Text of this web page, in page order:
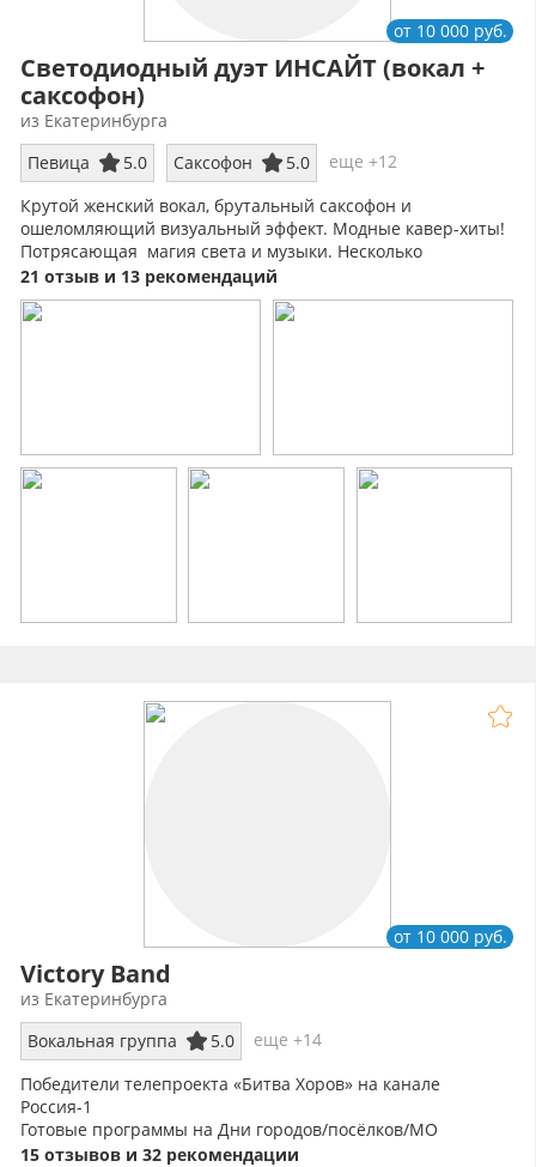
Светодиодный дуэт ИНСАЙТ (вокал +
саксофон)
от 10 000 руб.
из Екатеринбурга
Певица
5.0 Саксофон 5.0
еще +12
Крутой женский вокал, брутальный саксофон и
ошеломляющий визуальный эффект. Модные кавер-хиты!
Потрясающая магия света и музыки. Несколько
сценических образов
21 отзыв и 13 рекомендаций
Victory Band
от 10 000 руб.
из Екатеринбурга
Вокальная группа
5.0
еще +14
Победители телепроекта «Битва Хоров» на канале
Россия-1
Готовые программы на Дни городов/посёлков/МО
Мужской ансамбль - это всегда красиво!
15 отзывов и 32 рекомендации